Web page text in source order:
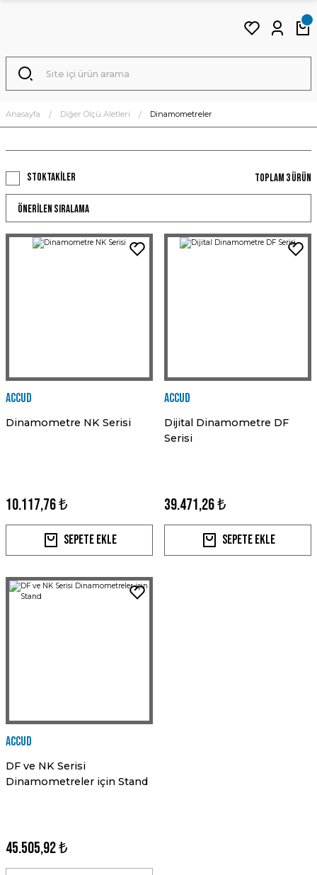
Anasayfa Diğer Ölçü Aletleri Dinamometreler
Stoktakiler Toplam 3 ürün
Accud
Dinamometre NK Serisi
10.117,76 ₺
Sepete Ekle
Accud
Dijital Dinamometre DF
Serisi
39.471,26 ₺
Sepete Ekle
Accud
DF ve NK Serisi
Dinamometreler için Stand
45.505,92 ₺